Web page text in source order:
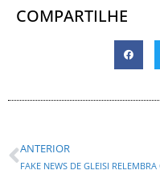
COMPARTILHE
ANTERIOR